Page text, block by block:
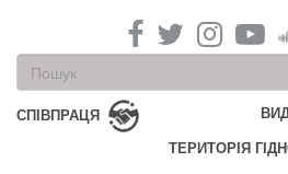
Пошукова
форма
Пошук
СПІВПРАЦЯ
ТЕРИТОРІЯ